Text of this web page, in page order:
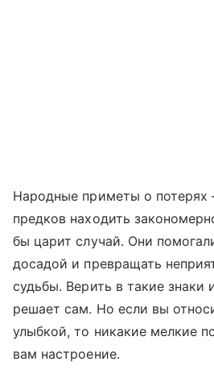
Народные приметы о
предков находить
бы царит случай. Они
досадой и превращать
судьбы. Верить в такие
решает сам. Но если вы
улыбкой, то никакие мелкие
вам настроение.